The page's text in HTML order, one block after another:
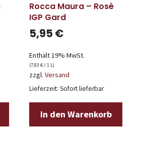
Rocca Maura – Rosé
IGP Gard
5,95 €
Enthält 19% MwSt.
(7,93 € / 1 L)
zzgl. Versand
Lieferzeit: Sofort lieferbar
In den Warenkorb